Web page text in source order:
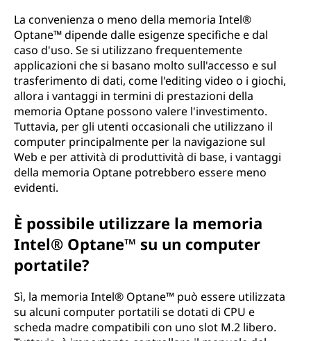
La convenienza o meno della memoria Intel®
Optane™ dipende dalle esigenze specifiche e dal
caso d'uso. Se si utilizzano frequentemente
applicazioni che si basano molto sull'accesso e sul
trasferimento di dati, come l'editing video o i giochi,
allora i vantaggi in termini di prestazioni della
memoria Optane possono valere l'investimento.
Tuttavia, per gli utenti occasionali che utilizzano il
computer principalmente per la navigazione sul
Web e per attività di produttività di base, i vantaggi
della memoria Optane potrebbero essere meno
evidenti.
È possibile utilizzare la memoria
Intel® Optane™ su un computer
portatile?
Sì, la memoria Intel® Optane™ può essere utilizzata
su alcuni computer portatili se dotati di CPU e
scheda madre compatibili con uno slot M.2 libero.